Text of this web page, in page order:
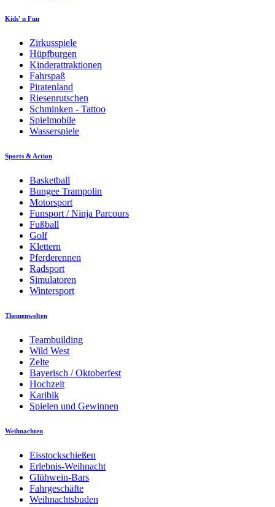
Kids' n Fun
Zirkusspiele
Hüpfburgen
Kinderattraktionen
Fahrspaß
Piratenland
Riesenrutschen
Schminken - Tattoo
Spielmobile
Wasserspiele
Sports & Action
Basketball
Bungee Trampolin
Motorsport
Funsport / Ninja Parcours
Fußball
Golf
Klettern
Pferderennen
Radsport
Simulatoren
Wintersport
Themenwelten
Teambuilding
Wild West
Zelte
Bayerisch / Oktoberfest
Hochzeit
Karibik
Spielen und Gewinnen
Weihnachten
Eisstockschießen
Erlebnis-Weihnacht
Glühwein-Bars
Fahrgeschäfte
Weihnachtsbuden